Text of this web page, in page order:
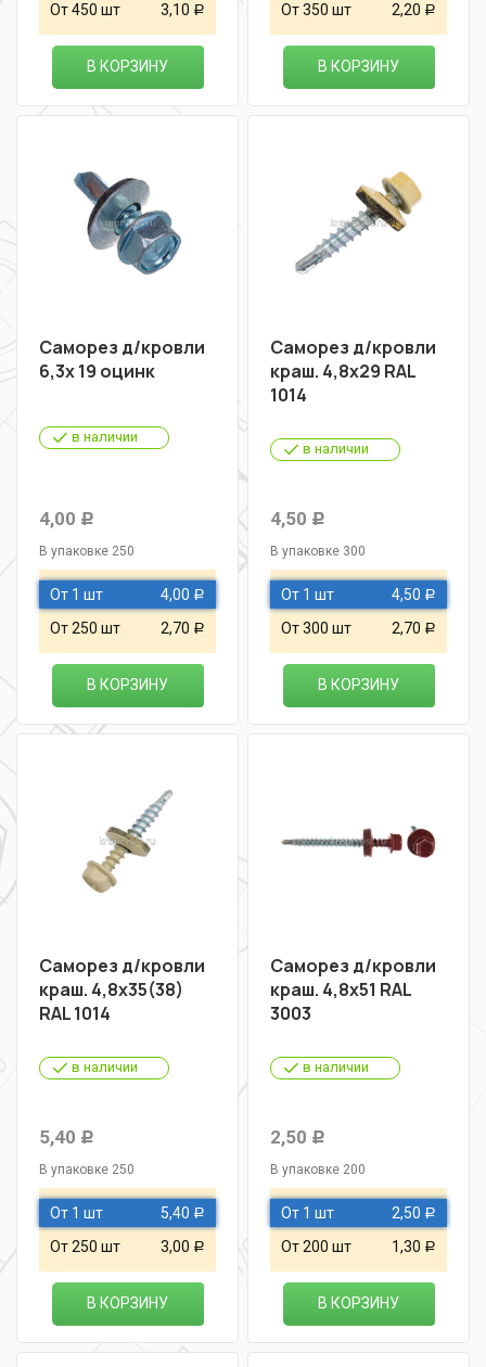
От 450 шт 3,10 Р
В КОРЗИНУ
От 350 шт 2,20 Р
В КОРЗИНУ
Саморез д/кровли
6,3х 19 оцинк
в наличии
4,00 Р
В упаковке 250
От 1 шт 4,00 Р
От 250 шт 2,70 Р
В КОРЗИНУ
Саморез д/кровли
краш. 4,8х29 RAL
1014
в наличии
4,50 Р
В упаковке 300
От 1 шт 4,50 Р
От 300 шт 2,70 Р
В КОРЗИНУ
Саморез д/кровли
краш. 4,8х35(38)
RAL 1014
в наличии
5,40 Р
В упаковке 250
От 1 шт 5,40 Р
От 250 шт 3,00 Р
В КОРЗИНУ
Саморез д/кровли
краш. 4,8х51 RAL
3003
в наличии
2,50 Р
В упаковке 200
От 1 шт 2,50 Р
От 200 шт 1,30 Р
В КОРЗИНУ